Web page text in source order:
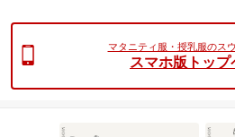
マタニティ服・授乳服のス